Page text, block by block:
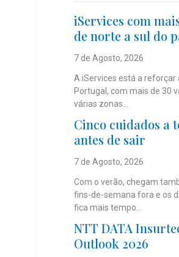
iServices com
de norte a sul do
7 de Agosto, 2026
A iServices está a reforçar
Portugal, com mais de 30
várias zonas...
Cinco cuidados a
antes de sair
7 de Agosto, 2026
Com o verão, chegam
fins-de-semana fora e os
fica mais tempo...
NTT DATA
Outlook 2026